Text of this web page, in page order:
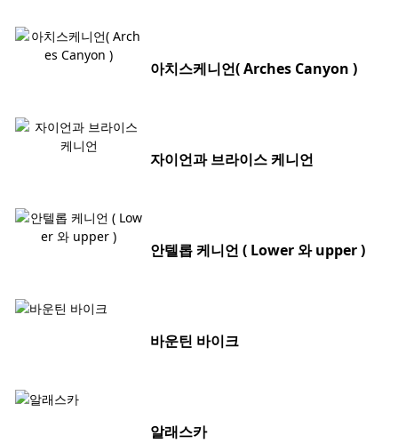
아치스케니언( Arches Canyon )
자이언과 브라이스 케니언
안텔롭 케니언 ( Lower 와 upper )
바운틴 바이크
알래스카